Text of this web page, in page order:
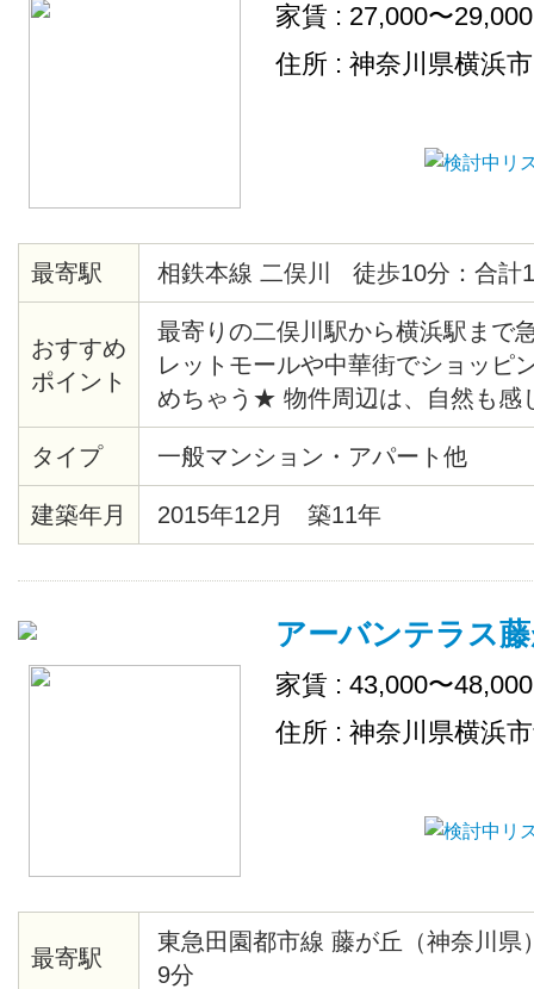
家賃 : 27,000〜
住所 : 神奈川県横浜
最寄駅 相鉄本線 二俣川 徒歩10分：合計
おすすめ
ポイント
最寄りの二俣川駅から横浜駅まで
レットモールや中華街でショッピ
めちゃう★ 物件周辺は、自然も感
宅街になっています♪ 各お部屋に
庫・テレビ・デスク・チェアが設
ペーパーや食器洗剤などの消耗品
充致します。
タイプ 一般マンション・アパート他
建築年月 2015年12月 築11年
アーバンテラス
家賃 : 43,000〜
住所 : 神奈川県横浜
最寄駅
東急田園都市線 藤が丘（神奈川
9分